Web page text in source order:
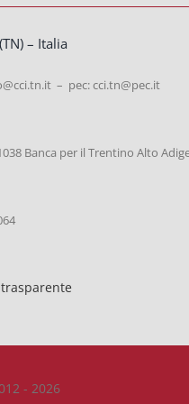
– Italia
– pec: cci.tn@pec.it
Banca per il Trentino Alto
- 2026